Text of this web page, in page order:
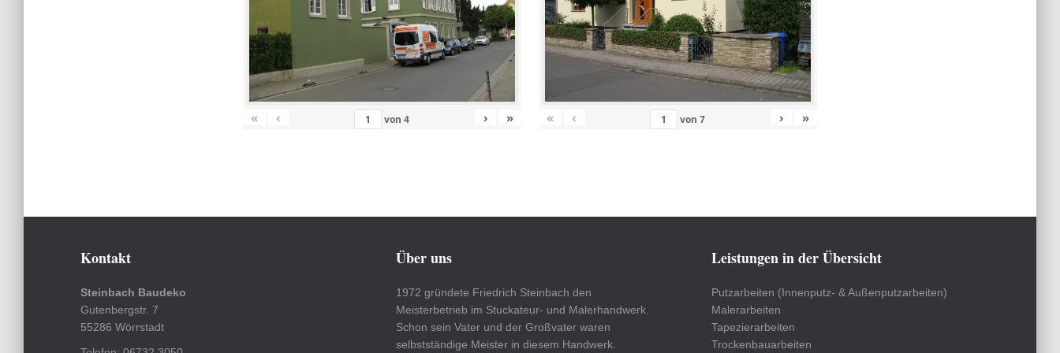
« ‹ von4 › » « ‹ von7 › »
Kontakt
Steinbach Baudeko
Gutenbergstr. 7
55286 Wörrstadt
Über uns
1972 gründete Friedrich Steinbach den
Meisterbetrieb im Stuckateur- und Malerhandwerk.
Schon sein Vater und der Großvater waren
selbstständige Meister in diesem Handwerk.
Leistungen in der Übersicht
Putzarbeiten (Innenputz- & Außenputzarbeiten)
Malerarbeiten
Tapezierarbeiten
Trockenbauarbeiten